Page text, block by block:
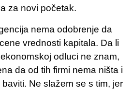
za novi početak.
nema odobrenje da
vrednosti kapitala. Da li
odluci ne znam,
da od tih firmi nema ništa i
Ne slažem se s tim, jer